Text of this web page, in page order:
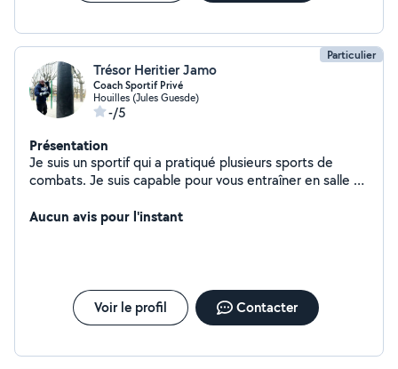
Particulier
Trésor Heritier Jamo
Coach Sportif Privé
Houilles (Jules Guesde)
-/5
Présentation
Je suis un sportif qui a pratiqué plusieurs sports de
combats. Je suis capable pour vous entraîner en salle ou
musclé le corps - faire du jogging en extérieur "
Aucun avis pour l'instant
Voir le profil Contacter